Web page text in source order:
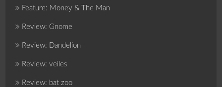
Feature: Money & The Man
Review: Gnome
Review: Dandelion
Review: veiles
Review: bat zoo